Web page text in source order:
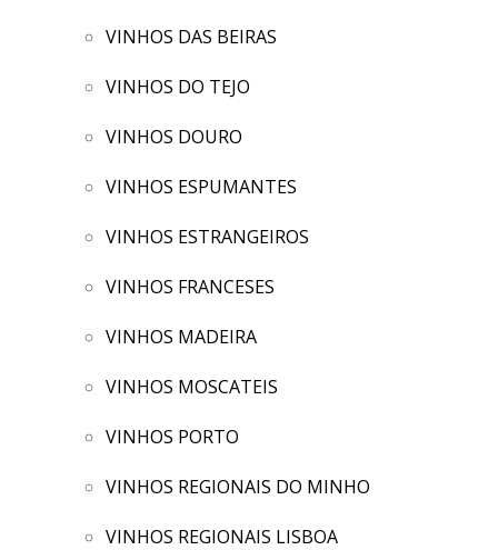
VINHOS DAS BEIRAS
VINHOS DO TEJO
VINHOS DOURO
VINHOS ESPUMANTES
VINHOS ESTRANGEIROS
VINHOS FRANCESES
VINHOS MADEIRA
VINHOS MOSCATEIS
VINHOS PORTO
VINHOS REGIONAIS DO MINHO
VINHOS REGIONAIS LISBOA